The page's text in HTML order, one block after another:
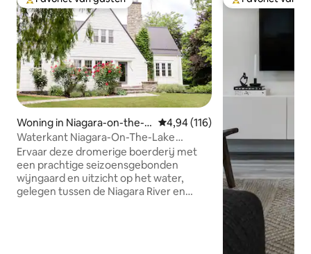
Topfavoriet van gasten
Woning in Niagara-on-the-L
ake
Gemiddelde beoordeling van
4,94 (116)
Waterkant Niagara-On-The-Lake
Vineyard Farmhouse
Ervaar deze dromerige boerderij met
een prachtige seizoensgebonden
wijngaard en uitzicht op het water,
gelegen tussen de Niagara River en
Topfavoriet van